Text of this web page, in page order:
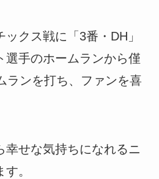
クス戦に「3番・DH」
選手のホームランから僅
ランを打ち、ファンを喜
幸せな気持ちになれるニ
。